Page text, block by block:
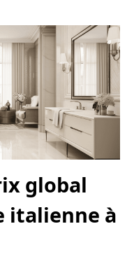
global
italienne à